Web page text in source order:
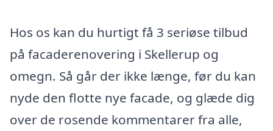
Hos os kan du hurtigt få 3 seriøse tilbud
på facaderenovering i Skellerup og
omegn. Så går der ikke længe, før du kan
nyde den flotte nye facade, og glæde dig
over de rosende kommentarer fra alle,